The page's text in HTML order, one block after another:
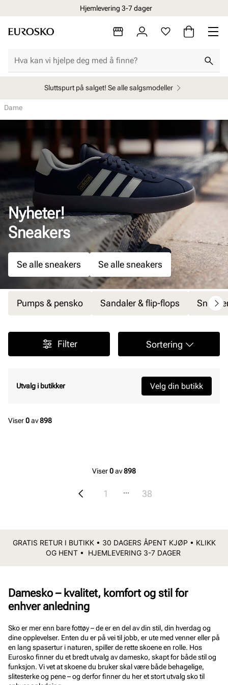
Hjemlevering 3-7 dager
Sluttspurt på salget! Se alle salgsmodeller
Dame
Nyheter!
Sneakers
Se alle sneakers Se alle sneakers
Pumps & pensko Sandaler & flip-flops
Filter Sortering
Utvalg i butikker Velg din butikk
Viser0av898
Viser0av898
1 ... 38
GRATIS RETUR I BUTIKK • 30 DAGERS ÅPENT KJØP • KLIKK
OG HENT • HJEMLEVERING 3-7 DAGER
Damesko – kvalitet, komfort og stil for
enhver anledning
Sko er mer enn bare fottøy – de er en del av din stil, din hverdag og
dine opplevelser. Enten du er på vei til jobb, er ute med venner eller på
en lang spasertur i naturen, spiller de rette skoene en rolle. Hos
Eurosko finner du et bredt utvalg av damesko, skapt for både stil og
funksjon. Vi vet at skoene du bruker skal være både behagelige,
slitesterke og pene – og derfor finner du her et stort utvalg sko til